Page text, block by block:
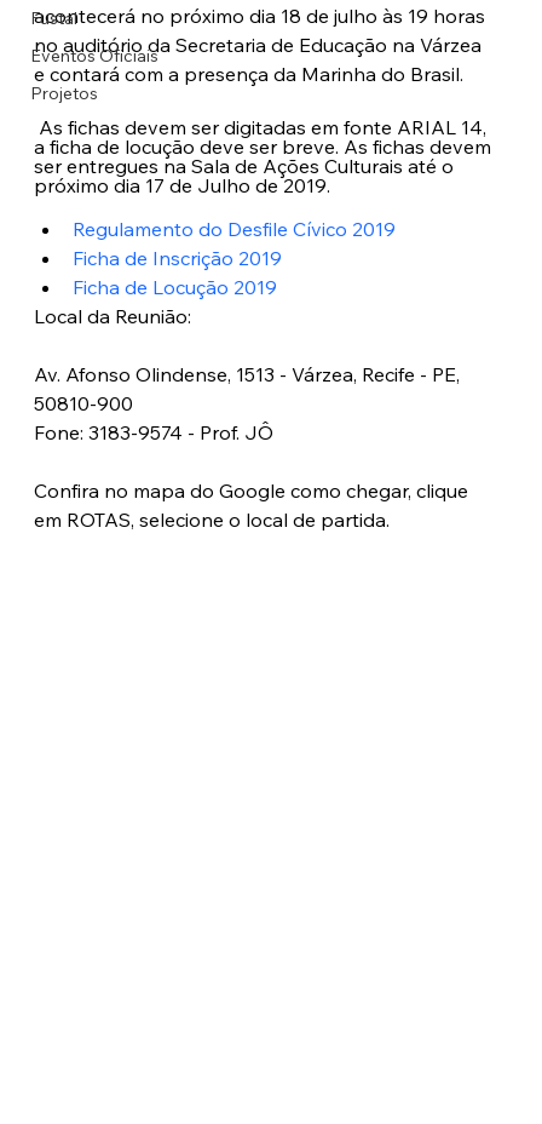
Fustal
Eventos Oficiais
Projetos
acontecerá no próximo dia 18 de julho às 19 horas
no auditório da Secretaria de Educação na Várzea
e contará com a presença da Marinha do Brasil.
a ficha de locução deve ser breve. As fichas devem
ser entregues na Sala de Ações Culturais até o
próximo dia 17 de Julho de 2019.
Regulamento do Desfile Cívico 2019
Ficha de Inscrição 2019
Ficha de Locução 2019
Local da Reunião:
Av. Afonso Olindense, 1513 - Várzea, Recife - PE,
50810-900
Fone: 3183-9574 - Prof. JÔ
Confira no mapa do Google como chegar, clique
em ROTAS, selecione o local de partida.